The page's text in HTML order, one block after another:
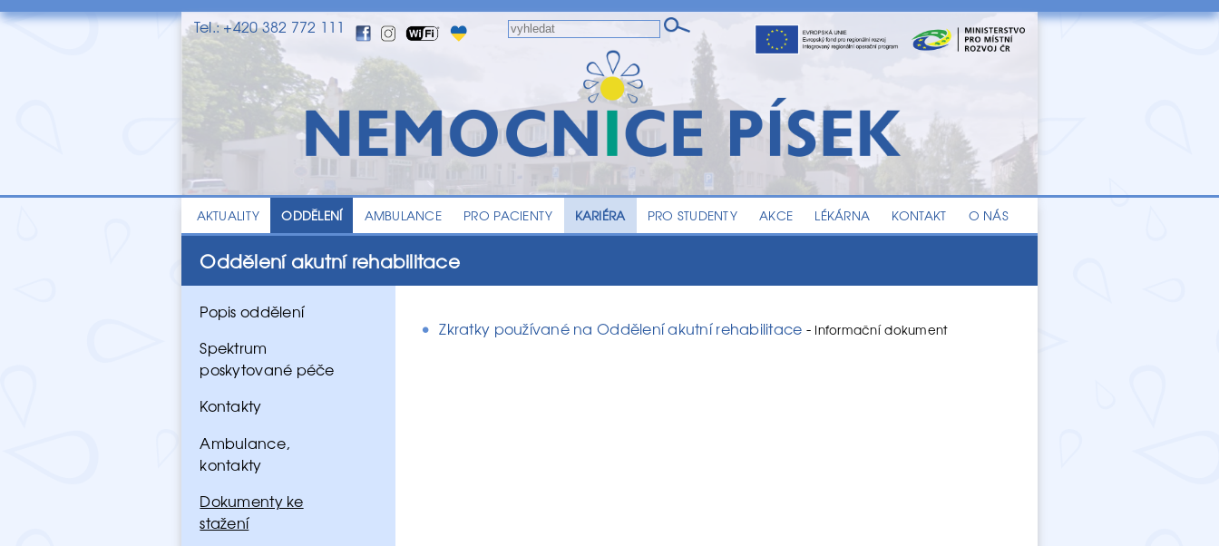
Tel.: +420 382 772 111
AKTUALITY ODDĚLENÍ AMBULANCE PRO PACIENTY KARIÉRA PRO STUDENTY AKCE LÉKÁRNA KONTAKT O NÁS
Oddělení akutní rehabilitace
Zkratky používané na Oddělení akutní rehabilitace - Informační dokument
Popis oddělení
Spektrum
poskytované péče
Kontakty
Ambulance,
kontakty
Dokumenty ke
stažení